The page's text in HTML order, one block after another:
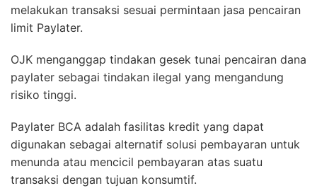
melakukan transaksi sesuai permintaan jasa pencairan
limit Paylater.
OJK menganggap tindakan gesek tunai pencairan dana
paylater sebagai tindakan ilegal yang mengandung
risiko tinggi.
Paylater BCA adalah fasilitas kredit yang dapat
digunakan sebagai alternatif solusi pembayaran untuk
menunda atau mencicil pembayaran atas suatu
transaksi dengan tujuan konsumtif.